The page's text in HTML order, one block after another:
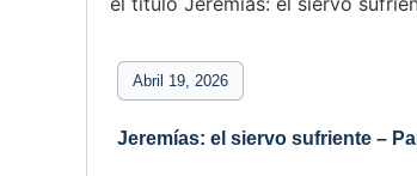
Abril 19, 2026
Jeremías: el siervo sufriente –